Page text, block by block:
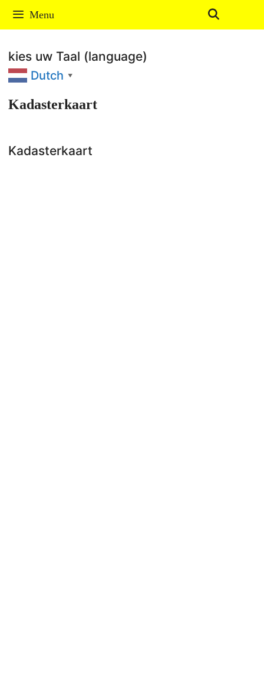
Ga
naar
inhoud
Menu
kies uw Taal (language)
Dutch ▼
Kadasterkaart
Kadasterkaart